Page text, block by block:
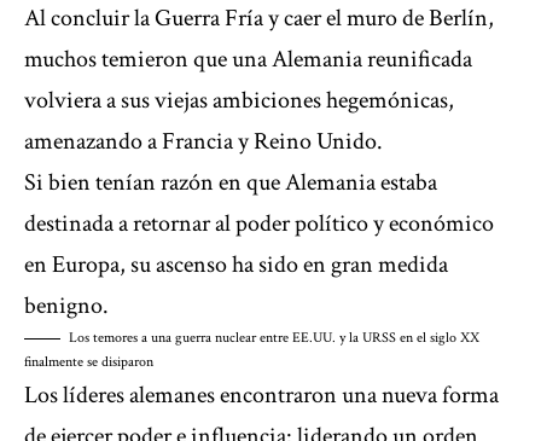
Al concluir la Guerra Fría y caer el muro de Berlín,
muchos temieron que una Alemania reunificada
volviera a sus viejas ambiciones hegemónicas,
amenazando a Francia y Reino Unido.
Si bien tenían razón en que Alemania estaba
destinada a retornar al poder político y económico
en Europa, su ascenso ha sido en gran medida
benigno.
Los temores a una guerra nuclear entre EE.UU. y la URSS en el siglo XX
finalmente se disiparon
Los líderes alemanes encontraron una nueva forma